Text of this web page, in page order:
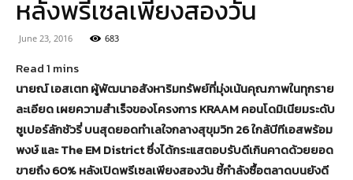
หลังพรีเซลเพียงสองวัน
June 23, 2016 683
นายณ์ เอสเตท ผู้พัฒนาอสังหาริมทรัพย์ที่มุ่งเน้นคุณภาพในทุกราย
ละเอียด เผยความสำเร็จของโครงการ KRAAM คอนโดมิเนียมระดับ
ซูเปอร์ลักชัวรี่ บนสุดยอดทำเลใจกลางสุขุมวิท 26 ใกล้บีทีเอสพร้อม
พงษ์ และ The EM District ซึ่งได้กระแสตอบรับดีเกินคาดด้วยยอด
ขายถึง 60% หลังเปิดพรีเซลเพียงสองวัน ชี้กำลังซื้อตลาดบนยังดี